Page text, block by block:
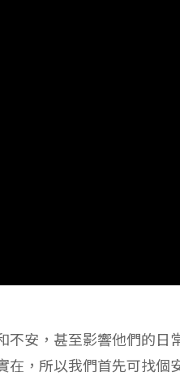
安，甚至影響他們的日
，所以我們首先可找個